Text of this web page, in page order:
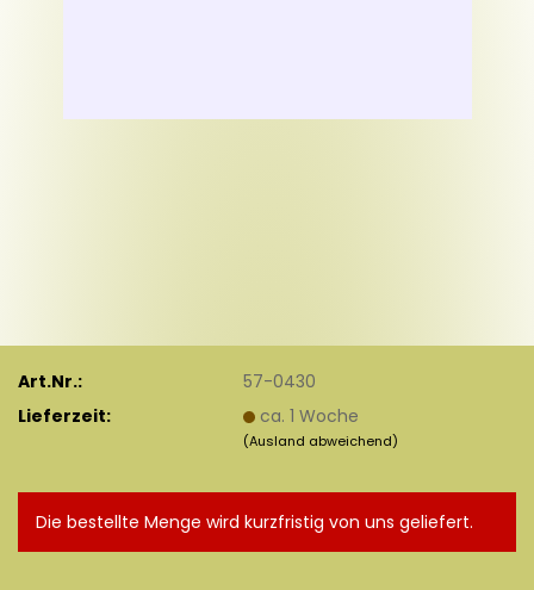
Art.Nr.:
57-0430
Lieferzeit:
ca. 1 Woche
(Ausland abweichend)
Die bestellte Menge wird kurzfristig von uns geliefert.